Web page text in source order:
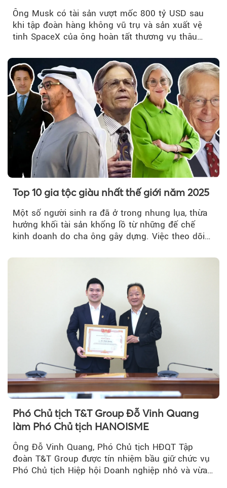
Ông Musk có tài sản vượt mốc 800 tỷ USD sau
khi tập đoàn hàng không vũ trụ và sản xuất vệ
tinh SpaceX của ông hoàn tất thương vụ thâu
do ông kiểm soát.
Top 10 gia tộc giàu nhất thế giới năm 2025
Một số người sinh ra đã ở trong nhung lụa, thừa
hưởng khối tài sản khổng lồ từ những đế chế
kinh doanh do cha ông gây dựng. Việc theo dõi
Phó Chủ tịch T&T Group Đỗ Vinh Quang
làm Phó Chủ tịch HANOISME
Ông Đỗ Vinh Quang, Phó Chủ tịch HĐQT Tập
đoàn T&T Group được tín nhiệm bầu giữ chức vụ
Phó Chủ tịch Hiệp hội Doanh nghiệp nhỏ và vừa